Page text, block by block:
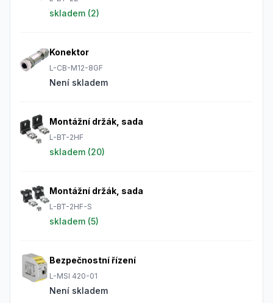
skladem (2)
Konektor
L-CB-M12-8GF
Není skladem
Montážní držák, sada
L-BT-2HF
skladem (20)
Montážní držák, sada
L-BT-2HF-S
skladem (5)
Bezpečnostní řízení
L-MSI 420-01
Není skladem